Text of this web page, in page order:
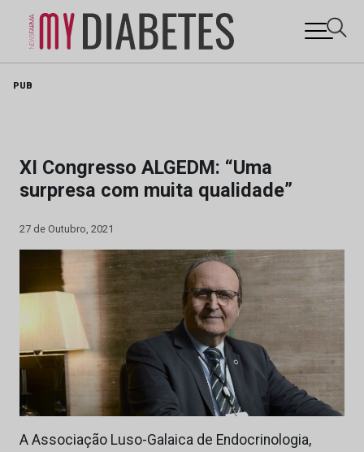
PUB
XI Congresso ALGEDM: “Uma
surpresa com muita qualidade”
27 de Outubro, 2021
A Associação Luso-Galaica de Endocrinologia,